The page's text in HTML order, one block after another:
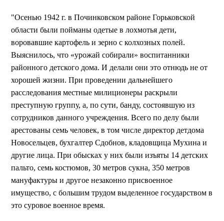
"Осенью 1942 г. в Починковском районе Горьковской
области были пойманы одетые в лохмотья дети,
воровавшие картофель и зерно с колхозных полей.
Выяснилось, что «урожай собирали» воспитанники
районного детского дома. И делали они это отнюдь не от
хорошей жизни. При проведении дальнейшего
расследования местные милиционеры раскрыли
преступную группу, а, по сути, банду, состоявшую из
сотрудников данного учреждения. Всего по делу были
арестованы семь человек, в том числе директор детдома
Новосельцев, бухгалтер Сдобнов, кладовщица Мухина и
другие лица. При обысках у них были изъяты 14 детских
пальто, семь костюмов, 30 метров сукна, 350 метров
мануфактуры и другое незаконно присвоенное
имущество, с большим трудом выделенное государством в
это суровое военное время.